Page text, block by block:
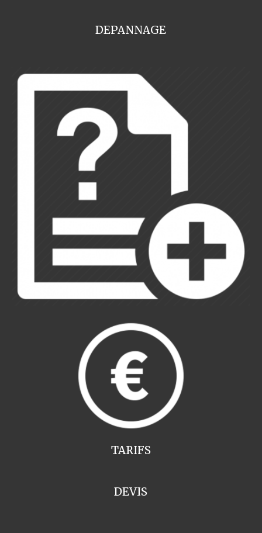
DEPANNAGE
TARIFS
DEVIS